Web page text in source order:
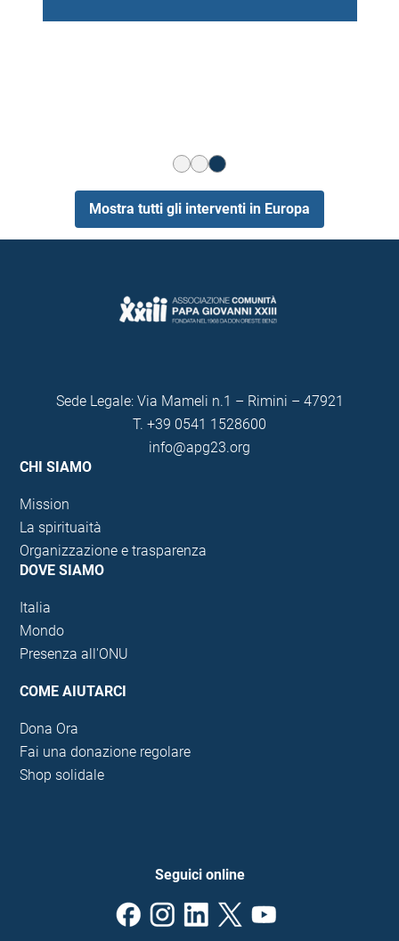
Mostra tutti gli interventi in Europa
Sede Legale: Via Mameli n.1 – Rimini – 47921
T. +39 0541 1528600
info@apg23.org
CHI SIAMO
Mission
La spirituaità
Organizzazione e trasparenza
DOVE SIAMO
Italia
Mondo
Presenza all'ONU
COME AIUTARCI
Dona Ora
Fai una donazione regolare
Shop solidale
Seguici online